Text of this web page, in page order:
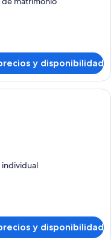
y disponibilidad
con macetas colgantes de
individual
y disponibilidad